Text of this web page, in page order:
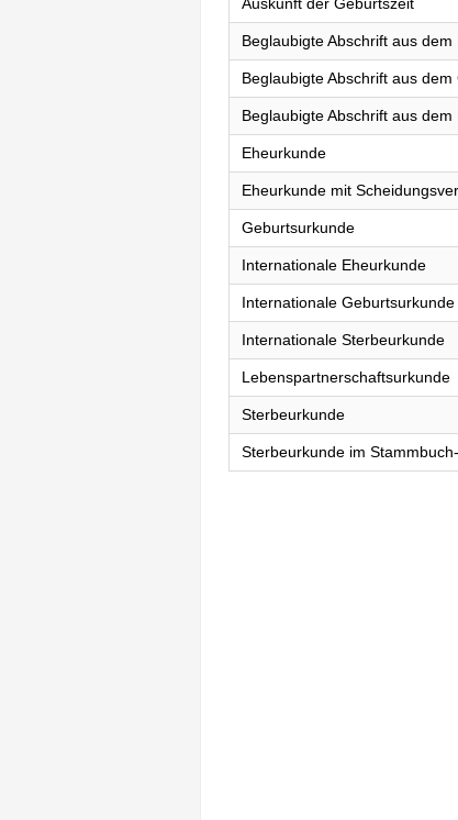
Auskunft der Geburtszeit
Beglaubigte Abschrift aus dem
Beglaubigte Abschrift aus
Beglaubigte Abschrift aus
Eheurkunde
Eheurkunde mit
Geburtsurkunde
Internationale Eheurkunde
Internationale Geburtsurkunde
Internationale Sterbeurkunde
Lebenspartnerschaftsurkunde
Sterbeurkunde
Sterbeurkunde im